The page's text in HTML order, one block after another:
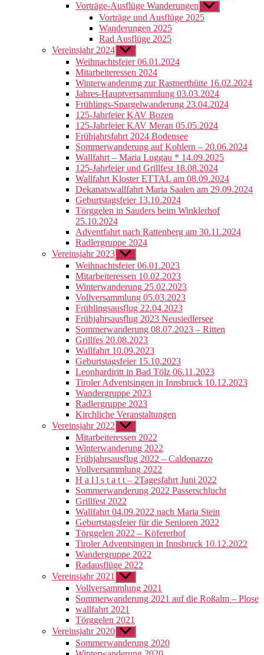
Vorträge-Ausflüge Wanderungen Untermenü
anzeigen
Vorträge und Ausflüge 2025
Wanderungen 2025
Rad Ausflüge 2025
Vereinsjahr 2024 Untermenü
anzeigen
Weihnachtsfeier 06.01.2024
Mitarbeiteressen 2024
Winterwanderung zur Rastnerthütte 16.02.2024
Jahres-Hauptversammlung 03.03.2024
Frühlings-Spargelwanderung 23.04.2024
125-Jahrfeier KAV Bozen
125-Jahrfeier KAV Meran 05.05.2024
Frühjahrsfahrt 2024 Bodensee
Sommerwanderung auf Kohlern – 20.06.2024
Wallfahrt – Maria Luggau * 14.09.2025
125-Jahrfeier und Grillfest 18.08.2024
Wallfahrt Kloster ETTAL am 08.09.2024
Dekanatswallfahrt Maria Saalen am 29.09.2024
Geburtstagsfeier 13.10.2024
Törggelen in Sauders beim Winklerhof
25.10.2024
Adventfahrt nach Rattenberg am 30.11.2024
Radlergruppe 2024
Vereinsjahr 2023 Untermenü
anzeigen
Weihnachtsfeier 06.01.2023
Mitarbeiteressen 10.02.2023
Winterwanderung 25.02.2023
Vollversammlung 05.03.2023
Frühlingsausflug 22.04.2023
Frühjahrsausflug 2023 Neusiedlersee
Sommerwanderung 08.07.2023 – Ritten
Grillfes 20.08.2023
Wallfahrt 10.09.2023
Geburtstagsfeier 15.10.2023
Leonhardiritt in Bad Tölz 06.11.2023
Tiroler Adventsingen in Innsbruck 10.12.2023
Wandergruppe 2023
Radlergruppe 2023
Kirchliche Veranstaltungen
Vereinsjahr 2022 Untermenü
anzeigen
Mitarbeiteressen 2022
Winterwanderung 2022
Frühjahrsausflug 2022 – Caldonazzo
Vollversammlung 2022
H a l l s t a t t – 2Tagesfahrt Juni 2022
Sommerwanderung 2022 Passerschlucht
Grillfest 2022
Wallfahrt 04.09.2022 nach Maria Stein
Geburtstagsfeier für die Senioren 2022
Törggelen 2022 – Köfererhof
Tiroler Adventsingen in Innsbruck 10.12.2022
Wandergruppe 2022
Radausflüge 2022
Vereinsjahr 2021
Untermenü
anzeigen
Vollversammlung 2021
Sommerwanderung 2021 auf die Roßalm – Plose
wallfahrt 2021
Törggelen 2021
Vereinsjahr 2020 Untermenü
anzeigen
Sommerwanderung 2020